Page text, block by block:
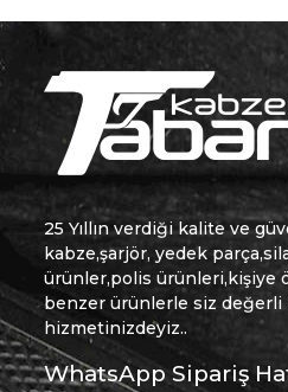
25 Yıllın verdiği kalite ve
kabze,şarjör, yedek
ürünler,polis ürünleri,kişiye
benzer ürünlerle siz
hizmetinizdeyiz..
WhatsApp Sipariş